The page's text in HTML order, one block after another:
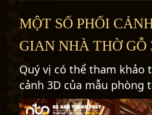
MỘT SỐ PHỐI
GIAN NHÀ THỜ GỖ
Quý vị có thể tham khảo
cảnh 3D của mẫu phòng